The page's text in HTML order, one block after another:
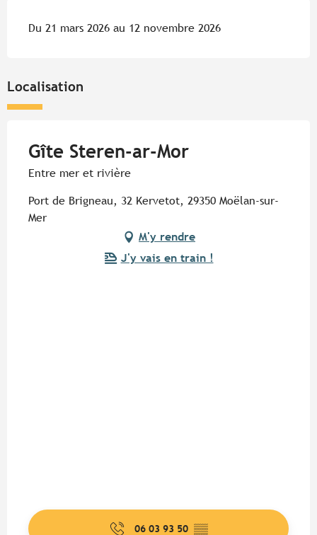
Du 21 mars 2026 au 12 novembre 2026
Localisation
Gîte Steren-ar-Mor
Entre mer et rivière
Port de Brigneau, 32 Kervetot, 29350 Moëlan-sur-
Mer
M'y rendre
J'y vais en train !
06 03 93 50 ▒▒